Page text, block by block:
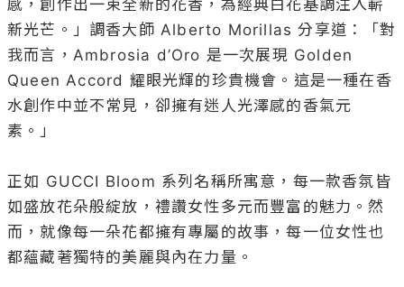
感，創作出一束全新的花香，為經典白花基調注入嶄
新光芒。」調香大師 Alberto Morillas 分享道：「對
我而言，Ambrosia d’Oro 是一次展現 Golden
Queen Accord 耀眼光輝的珍貴機會。這是一種在香
水創作中並不常見，卻擁有迷人光澤感的香氣元
素。」
正如 GUCCI Bloom 系列名稱所寓意，每一款香氛皆
如盛放花朵般綻放，禮讚女性多元而豐富的魅力。然
而，就像每一朵花都擁有專屬的故事，每一位女性也
都蘊藏著獨特的美麗與內在力量。